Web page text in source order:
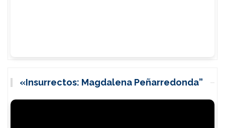
«Insurrectos: Magdalena Peñarredonda”